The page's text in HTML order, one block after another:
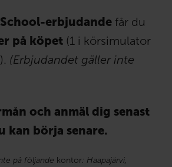
erbjudande får du
på köpet (1 i körsimulator
(Erbjudandet gäller inte
och anmäl dig senast
kan börja senare.
på följande kontor: Haapajärvi,